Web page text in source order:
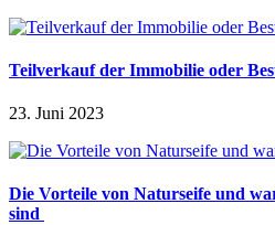
Teilverkauf der Immobilie oder
23. Juni 2023
Die Vorteile von Naturseife und
sind